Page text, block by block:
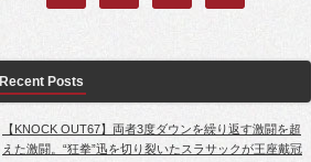
Recent Posts
【KNOCK OUT67】両者3度ダウンを繰り返す激闘を超
えた激闘。“狂拳”迅を切り裂いたスラサックが王座戴冠